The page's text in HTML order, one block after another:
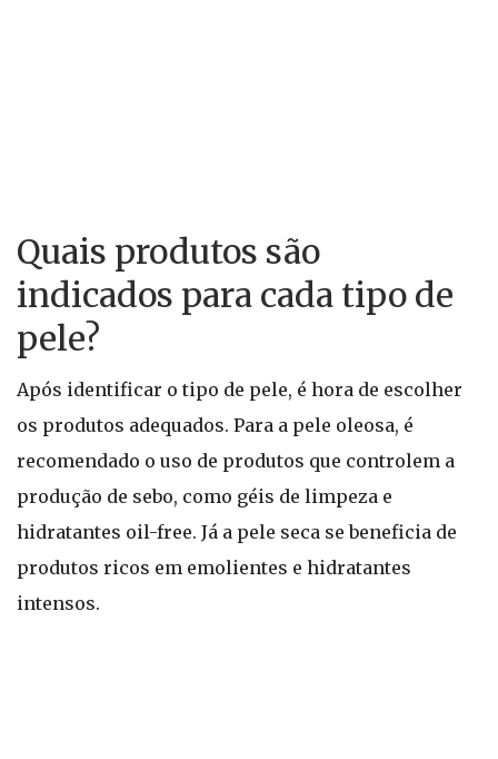
Quais produtos são
indicados para cada tipo de
pele?
Após identificar o tipo de pele, é hora de escolher
os produtos adequados. Para a pele oleosa, é
recomendado o uso de produtos que controlem a
produção de sebo, como géis de limpeza e
hidratantes oil-free. Já a pele seca se beneficia de
produtos ricos em emolientes e hidratantes
intensos.